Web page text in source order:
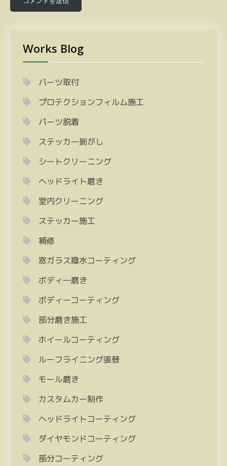
Works Blog
パーツ取付
プロテクションフィルム施工
パーツ脱着
ステッカー剝がし
シートクリーニング
ヘッドライト磨き
室内クリーニング
ステッカー施工
補修
窓ガラス撥水コーティング
ボディ―磨き
ボディーコーティング
部分磨き施工
ホイールコーティング
ルーフライニング張替
モール磨き
カスタムカー制作
ヘッドライトコーティング
ダイヤモンドコーティング
部分コーティング